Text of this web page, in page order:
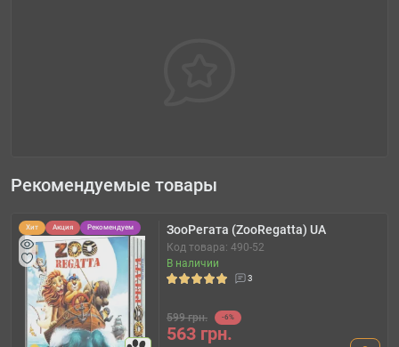
Рекомендуемые товары
Хит Акция Рекомендуем ЗооРегата (ZooRegatta) UA
Код товара: 490-52
В наличии
3
599 грн. -6%
563 грн.